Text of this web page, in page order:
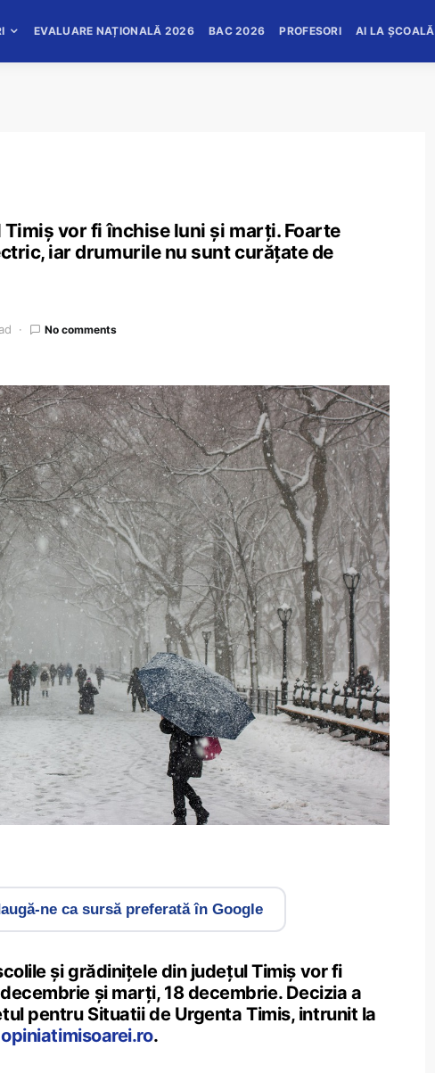
EVALUARE NAȚIONALĂ 2026 BAC 2026 PROFESORI AI LA ȘCOALĂ
vor fi închise luni și marți. Foarte
iar drumurile nu sunt curățate de
No comments
ne ca sursă preferată în Google
și grădinițele din județul Timiș vor fi
și marți, 18 decembrie. Decizia a
pentru Situatii de Urgenta Timis, intrunit la
opiniatimisoarei.ro.